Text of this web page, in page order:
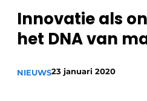
Podcasts
Privacy / Cookie
Vacatures
Innovatie als
het DNA van
NIEUWS23 januari 2020